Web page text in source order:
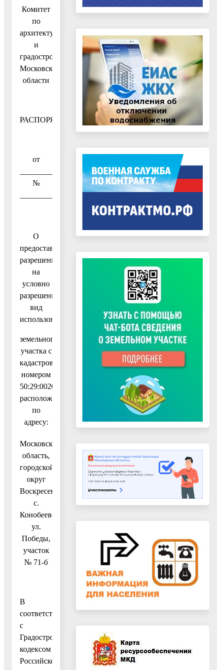
Комитет
по
архитектуре
и
градостроительству
Московской
области
РАСПОРЯЖЕНИЕ
от
№
О
предоставлении
разрешения
на
условно
разрешенный
вид
использования
земельного
участка с
кадастровым
номером
50:29:0020405:709,
расположенного
по
адресу:
Московская
область,
городской
округ
Воскресенск,
с.
Конобеево,
ул.
Победы,
участок
№ 71-б
В
соответствии
с
Градостроительным
кодексом
Российской